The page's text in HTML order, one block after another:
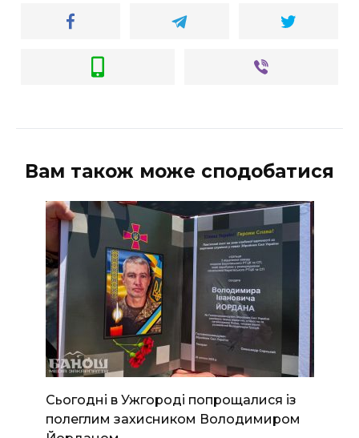
Вам також може сподобатися
Сьогодні в Ужгороді попрощалися із
полеглим захисником Володимиром